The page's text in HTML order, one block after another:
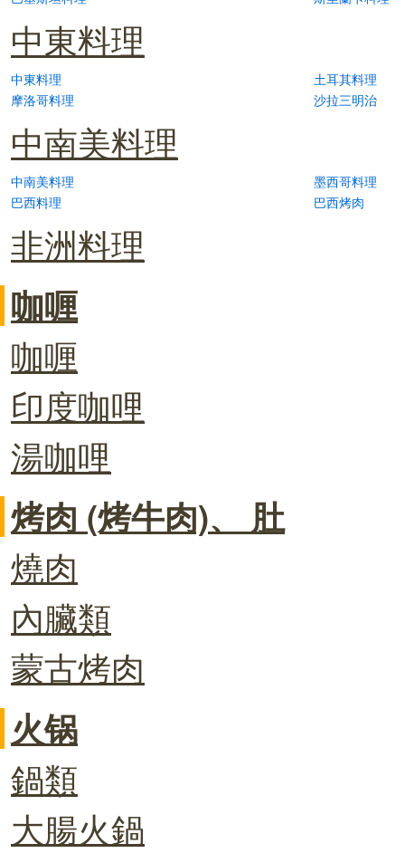
中東料理
中東料理
土耳其料理
摩洛哥料理
沙拉三明治
中南美料理
中南美料理
墨西哥料理
巴西料理
巴西烤肉
非洲料理
咖喱
咖喱
印度咖哩
湯咖哩
烤肉 (烤牛肉)、 肚
燒肉
內臟類
蒙古烤肉
火锅
鍋類
大腸火鍋